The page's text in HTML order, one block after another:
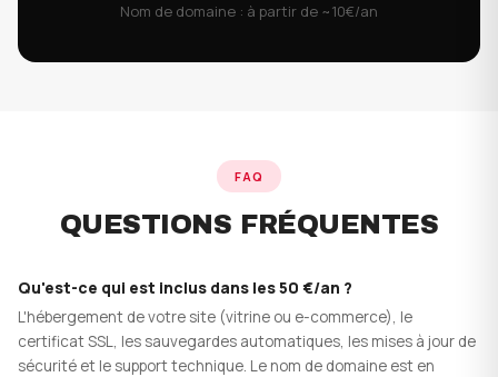
Nom de domaine : à partir de ~10€/an
FAQ
QUESTIONS FRÉQUENTES
Qu'est-ce qui est inclus dans les 50 €/an ?
L'hébergement de votre site (vitrine ou e-commerce), le
certificat SSL, les sauvegardes automatiques, les mises à jour de
sécurité et le support technique. Le nom de domaine est en